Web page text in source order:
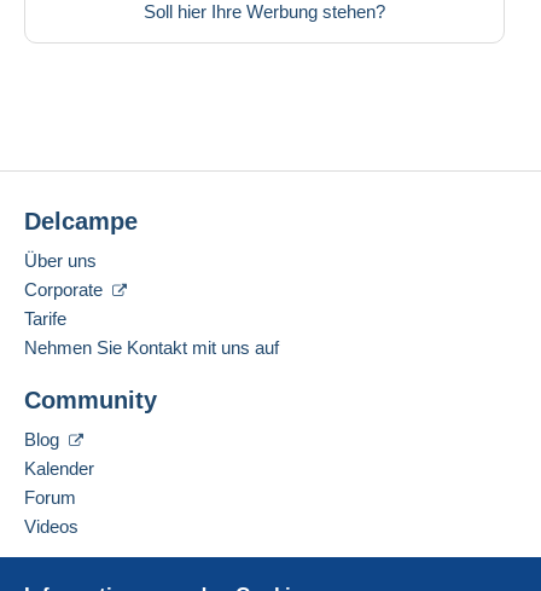
Soll hier Ihre Werbung stehen?
Delcampe
Über uns
Corporate
Tarife
Nehmen Sie Kontakt mit uns auf
Community
Blog
Kalender
Forum
Videos